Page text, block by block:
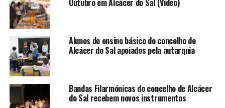
Outubro em Alcácer do Sal (Video)
Alunos do ensino básico do concelho de
Alcácer do Sal apoiados pela autarquia
Bandas Filarmónicas do concelho de Alcácer
do Sal recebem novos instrumentos